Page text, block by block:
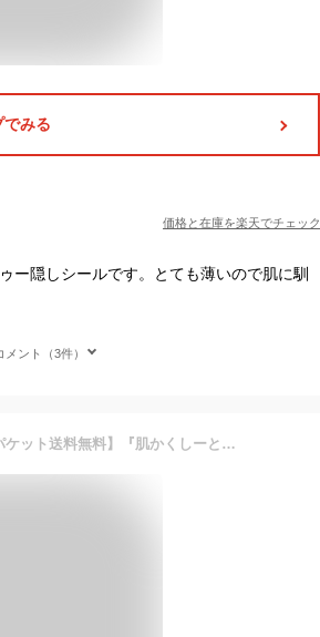
でみる
価格と在庫を楽天でチェック
ー隠しシールです。とても薄いので肌に馴
ント（3件）
タトゥー隠し【本品・10枚入り・ゆうパケット送料無料】『肌かくしーと本品セット』タトゥー・傷あと・あざを隠すスキンカバーシート！[10枚入り]ウォータープルーフ 極うす0.02mm ファンデーション 隠す テープ シート シール